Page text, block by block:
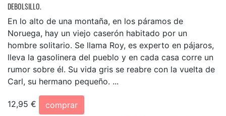
DEBOLSILLO.
En lo alto de una montaña, en los páramos de
Noruega, hay un viejo caserón habitado por un
hombre solitario. Se llama Roy, es experto en pájaros,
lleva la gasolinera del pueblo y en cada casa corre un
rumor sobre él. Su vida gris se reabre con la vuelta de
Carl, su hermano pequeño. ...
12,95 €
comprar